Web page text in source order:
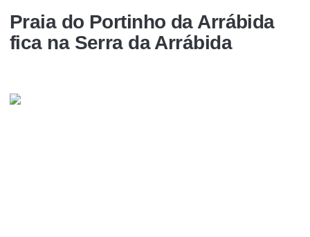
Praia do Portinho da Arrábida
fica na Serra da Arrábida